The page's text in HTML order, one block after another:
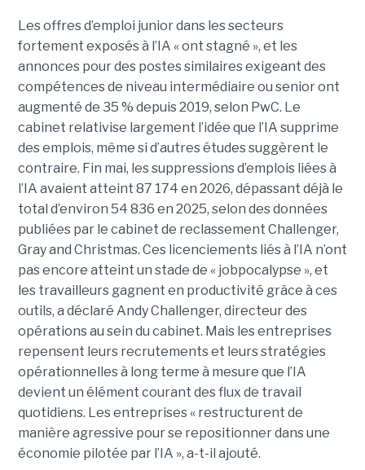
Les offres d’emploi junior dans les secteurs
fortement exposés à l’IA « ont stagné », et les
annonces pour des postes similaires exigeant des
compétences de niveau intermédiaire ou senior ont
augmenté de 35 % depuis 2019, selon PwC. Le
cabinet relativise largement l’idée que l’IA supprime
des emplois, même si d’autres études suggèrent le
contraire. Fin mai, les suppressions d’emplois liées à
l’IA avaient atteint 87 174 en 2026, dépassant déjà le
total d’environ 54 836 en 2025, selon des données
publiées par le cabinet de reclassement Challenger,
Gray and Christmas. Ces licenciements liés à l’IA n’ont
pas encore atteint un stade de « jobpocalypse », et
les travailleurs gagnent en productivité grâce à ces
outils, a déclaré Andy Challenger, directeur des
opérations au sein du cabinet. Mais les entreprises
repensent leurs recrutements et leurs stratégies
opérationnelles à long terme à mesure que l’IA
devient un élément courant des flux de travail
quotidiens. Les entreprises « restructurent de
manière agressive pour se repositionner dans une
économie pilotée par l’IA », a-t-il ajouté.